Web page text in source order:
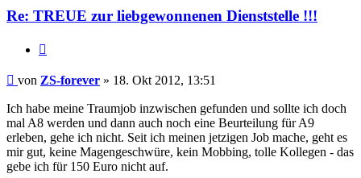
Re: TREUE zur liebgewonnenen Dienststelle !!!
Beitrag
von ZS-forever » 18. Okt 2012, 13:51
Ich habe meine Traumjob inzwischen gefunden und sollte ich doch
mal A8 werden und dann auch noch eine Beurteilung für A9
erleben, gehe ich nicht. Seit ich meinen jetzigen Job mache, geht es
mir gut, keine Magengeschwüre, kein Mobbing, tolle Kollegen - das
gebe ich für 150 Euro nicht auf.